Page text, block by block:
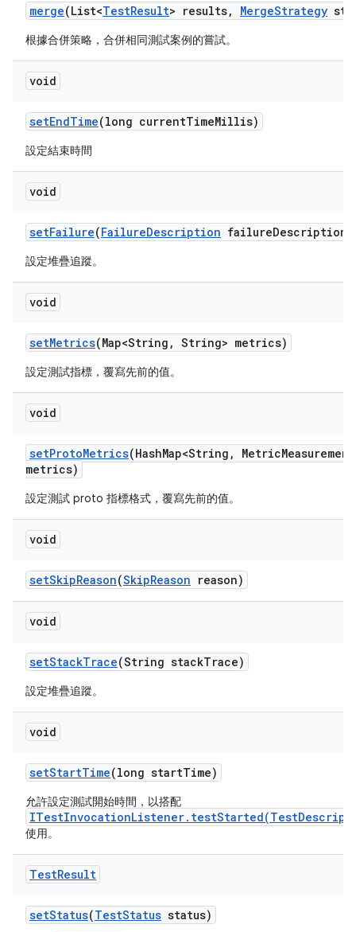
merge(List<TestResult> results, MergeStrategy
根據合併策略，合併相同測試案例的嘗試。
void
setEndTime(long currentTimeMillis)
設定結束時間
void
setFailure(FailureDescription failureDescription)
設定堆疊追蹤。
void
setMetrics(Map<String , String> metrics)
設定測試指標，覆寫先前的值。
void
setProtoMetrics(HashMap<String , MetricMeasurement
metrics)
設定測試 proto 指標格式，覆寫先前的值。
void
setSkipReason(SkipReason reason)
void
setStackTrace(String stackTrace)
設定堆疊追蹤。
void
setStartTime(long startTime)
允許設定測試開始時間，以搭配
使用。
TestResult
setStatus(TestStatus status)